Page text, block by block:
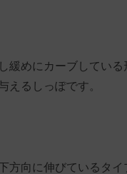
緩めにカーブしてい
えるしっぽです。
方向に伸びているタ